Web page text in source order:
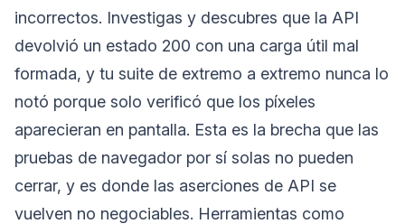
incorrectos. Investigas y descubres que la API
devolvió un estado 200 con una carga útil mal
formada, y tu suite de extremo a extremo nunca lo
notó porque solo verificó que los píxeles
aparecieran en pantalla. Esta es la brecha que las
pruebas de navegador por sí solas no pueden
cerrar, y es donde las aserciones de API se
vuelven no negociables. Herramientas como